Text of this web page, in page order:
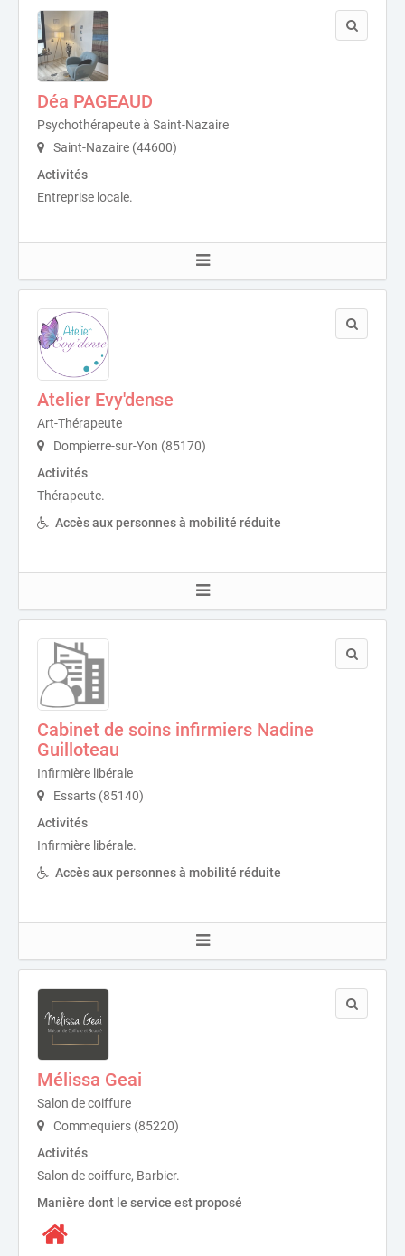
Déa PAGEAUD
Psychothérapeute à Saint-Nazaire
Saint-Nazaire (44600)
Activités
Entreprise locale.
Atelier Evy'dense
Art-Thérapeute
Dompierre-sur-Yon (85170)
Activités
Thérapeute.
Accès aux personnes à mobilité réduite
Cabinet de soins infirmiers Nadine
Guilloteau
Infirmière libérale
Essarts (85140)
Activités
Infirmière libérale.
Accès aux personnes à mobilité réduite
Mélissa Geai
Salon de coiffure
Commequiers (85220)
Activités
Salon de coiffure, Barbier.
Manière dont le service est proposé